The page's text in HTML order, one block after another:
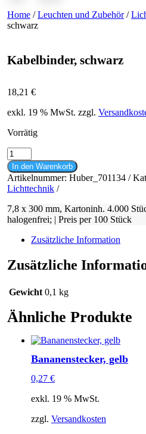
Home /Leuchten und Zubehör/
schwarz
Kabelbinder, schwarz
18,21 €
exkl. 19 % MwSt. zzgl.
Vorrätig
Kabelbinder,
schwarz
Menge
In den Warenkorb
Artikelnummer: Huber_701134
Lichttechnik
7,8 x 300 mm, Kartoninh. 4.000
halogenfrei; | Preis per 100 Stück
Zusätzliche Information
Zusätzliche
Gewicht 0,1 kg
Ähnliche Produkte
Bananenstecker, gelb
0,27 €
exkl. 19 % MwSt.
zzgl. Versandkosten